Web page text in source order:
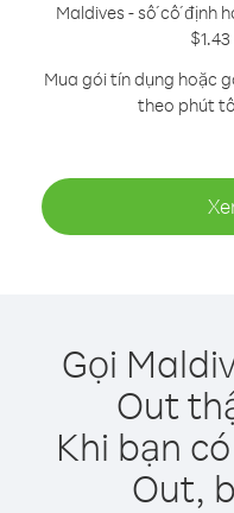
Maldives - số cố định
Mua gói tín dụng hoặc
theo phút
Gọi
Out
Khi bạn
Out,